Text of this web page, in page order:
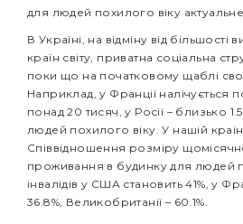
для людей похилого віку
В Україні, на відміну від
країн світу, приватна соціальна
поки що на початковому щаблі
Наприклад, у Франції налічується
понад 20 тисяч, у Росії – близько
людей похилого віку. У нашій
Співвідношення розміру
проживання в будинку для людей
інвалідів у США становить 41%, у
36.8%, Великобританії – 60.1%.